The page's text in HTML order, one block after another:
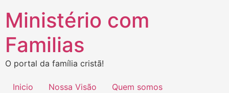
Ministério com
Familias
O portal da família cristã!
Inicio Nossa Visão Quem somos